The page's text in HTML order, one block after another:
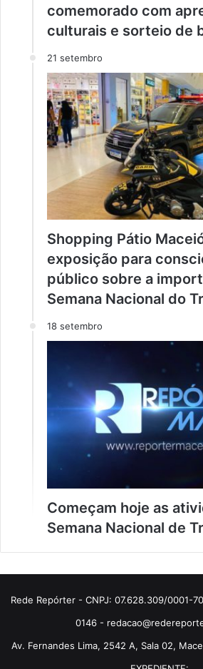
comemorado com
culturais e sorteio de
21 setembro
Shopping Pátio
exposição para
público sobre a
Semana Nacional do
18 setembro
Começam hoje as
Semana Nacional de
Rede Repórter - CNPJ: 07.628.309/0001-
0146 -
Av. Fernandes Lima, 2542 A, Sala 02,